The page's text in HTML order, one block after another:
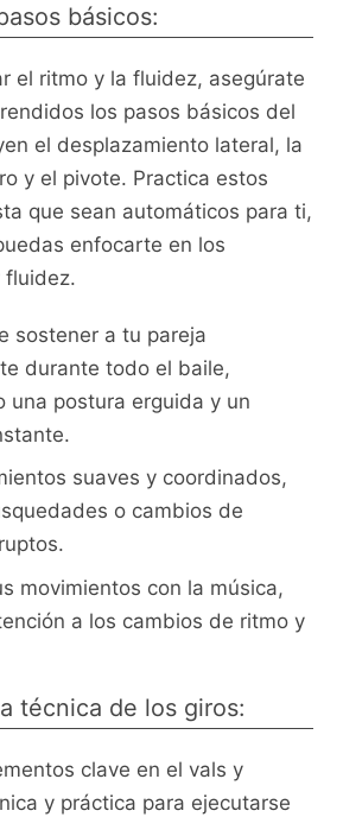
básicos:
el ritmo y la​ fluidez, asegúrate
los pasos básicos del
el desplazamiento lateral, la
y el pivote. Practica estos‌
que sean automáticos⁣ para ti,
enfocarte ‌en los
fluidez.
sostener a tu‍ pareja
durante todo el baile,
una postura erguida y un
suaves y coordinados,
o cambios de
⁢movimientos con la ⁤música,
a los cambios de ritmo y
técnica de los giros:
clave en el vals y
y práctica⁢ para ejecutarse